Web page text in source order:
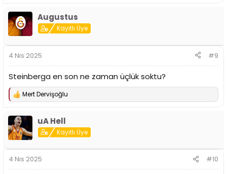
Augustus
Kayıtlı Üye
4 Nis 2025 #9
Steinberga en son ne zaman üçlük soktu?
T
k
i
l
:
Mert Dervişoğlu
uA Hell
Kayıtlı Üye
4 Nis 2025 #10